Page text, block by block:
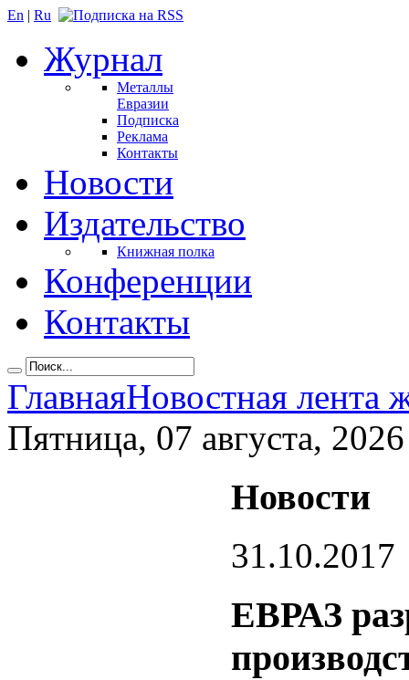
En | Ru
Журнал
Металлы
Евразии
Подписка
Реклама
Контакты
Новости
Издательство
Книжная полка
Конференции
Контакты
ГлавнаяНовостная лента
Пятница, 07 августа, 2026
Новости
31.10.2017
ЕВРАЗ